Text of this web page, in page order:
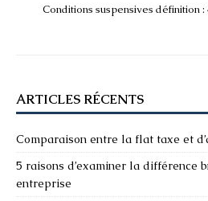
Conditions suspensives définition :
ARTICLES RÉCENTS
Comparaison entre la flat taxe et
5 raisons d’examiner la différence
entreprise